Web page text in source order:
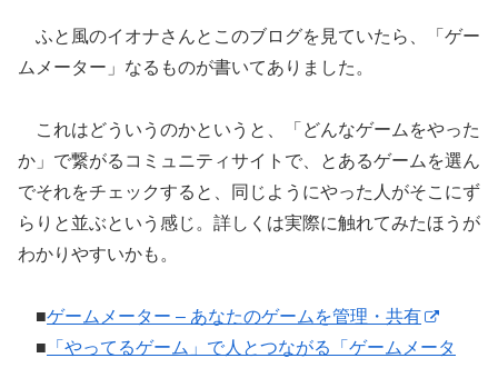
ふと風のイオナさんとこのブログを見ていたら、「ゲー
ムメーター」なるものが書いてありました。
これはどういうのかというと、「どんなゲームをやった
か」で繋がるコミュニティサイトで、とあるゲームを選ん
でそれをチェックすると、同じようにやった人がそこにず
らりと並ぶという感じ。詳しくは実際に触れてみたほうが
わかりやすいかも。
■ゲームメーター – あなたのゲームを管理・共有
■ 「やってるゲーム」で人とつながる「ゲームメータ